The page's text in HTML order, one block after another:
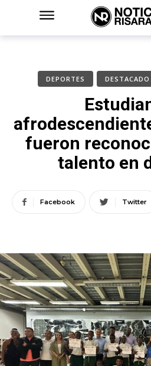
DEPORTES
fueron
talento en
Facebook Twitter